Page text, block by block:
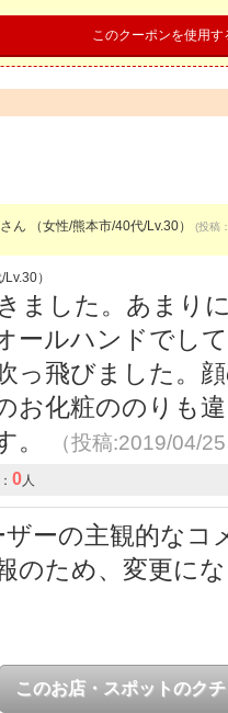
このクーポンを使用す
さん （女性/熊本市/40代/Lv.30） (投稿
）
ました。あまり
ールハンドでし
っ飛びました。
お化粧ののりも
。
（投稿:2019/04/
0 人
ーの主観的なコ
のため、変更に
このお店・スポットのク